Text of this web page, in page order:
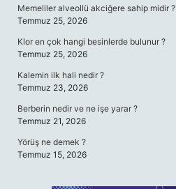
Memeliler alveollü akciğere sahip midir ?
Temmuz 25, 2026
Klor en çok hangi besinlerde bulunur ?
Temmuz 25, 2026
Kalemin ilk hali nedir ?
Temmuz 23, 2026
Berberin nedir ve ne işe yarar ?
Temmuz 21, 2026
Yörüş ne demek ?
Temmuz 15, 2026